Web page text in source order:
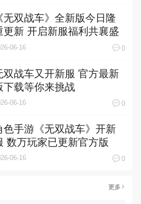
无双战车》全新版今日隆
更新 开启新服福利共襄盛
06-16 0
双战车又开新服 官方最新
下载等你来挑战
06-16 0
色手游《无双战车》开新
数万玩家已更新官方版
06-16 0
更多